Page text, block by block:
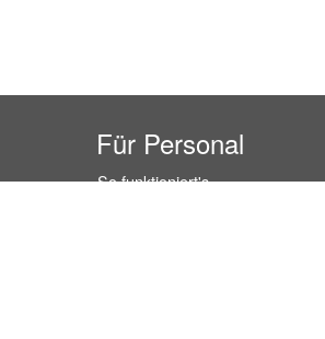
Für Personal
So funktioniert's